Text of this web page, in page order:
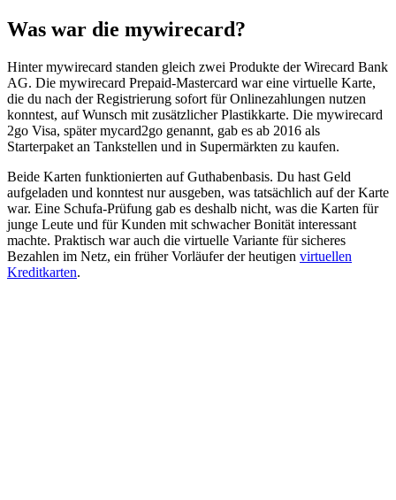
Was war die mywirecard?
Hinter mywirecard standen gleich zwei Produkte der Wirecard Bank
AG. Die mywirecard Prepaid-Mastercard war eine virtuelle Karte,
die du nach der Registrierung sofort für Onlinezahlungen nutzen
konntest, auf Wunsch mit zusätzlicher Plastikkarte. Die mywirecard
2go Visa, später mycard2go genannt, gab es ab 2016 als
Starterpaket an Tankstellen und in Supermärkten zu kaufen.
Beide Karten funktionierten auf Guthabenbasis. Du hast Geld
aufgeladen und konntest nur ausgeben, was tatsächlich auf der Karte
war. Eine Schufa-Prüfung gab es deshalb nicht, was die Karten für
junge Leute und für Kunden mit schwacher Bonität interessant
machte. Praktisch war auch die virtuelle Variante für sicheres
Bezahlen im Netz, ein früher Vorläufer der heutigen virtuellen
Kreditkarten.